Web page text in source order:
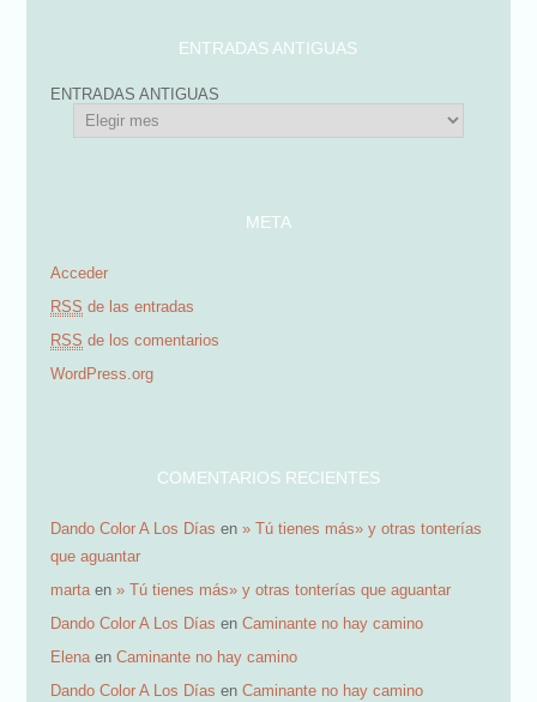
e
m
a
i
ENTRADAS ANTIGUAS
ENTRADAS ANTIGUAS
META
Acceder
RSS de las entradas
RSS de los comentarios
WordPress.org
COMENTARIOS RECIENTES
Dando Color A Los Días en» Tú tienes más» y otras tonterías
que aguantar
martaen» Tú tienes más» y otras tonterías que aguantar
Dando Color A Los Días enCaminante no hay camino
ElenaenCaminante no hay camino
Dando Color A Los Días enCaminante no hay camino